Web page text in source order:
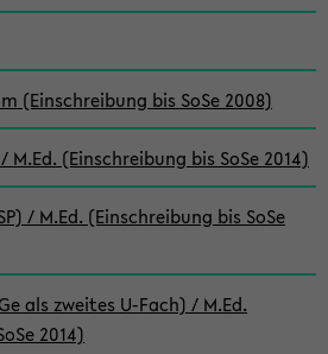
(Einschreibung bis SoSe 2008)
(Einschreibung bis SoSe 2014)
/ M.Ed. (Einschreibung bis SoSe
als zweites U-Fach) / M.Ed.
2014)